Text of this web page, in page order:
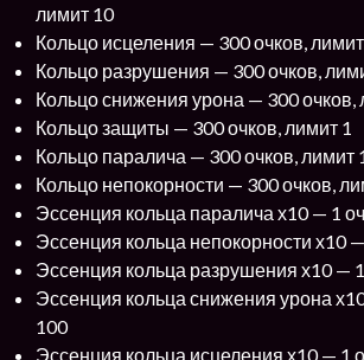
лимит 10
Кольцо исцеления — 300 очков,
Кольцо разрушения — 300 очков,
Кольцо снижения урона — 300 очков,
Кольцо защиты — 300 очков, лимит 1
Кольцо паралича — 300 очков, лимит
Кольцо непокорности — 300 очков,
Эссенция кольца паралича х10 — 1
Эссенция кольца непокорности х10
Эссенция кольца разрушения х10 —
Эссенция кольца снижения урона
100
Эссенция кольца исцеления х10 — 1